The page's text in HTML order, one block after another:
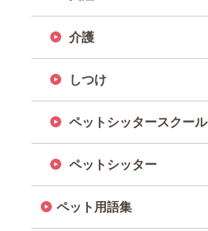
介護
しつけ
ペットシッタースクール
ペットシッター
ペット用語集